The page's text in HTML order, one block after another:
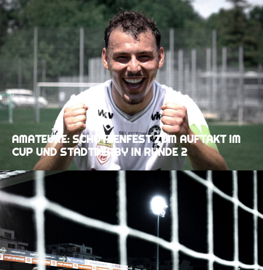
AMATEURE: SCHÜTZENFEST ZUM AUFTAKT IM
CUP UND STADTDERBY IN RUNDE 2